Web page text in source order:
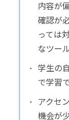
内容が
確認が
っては
なツー
学生の
で学習
アクセ
機会が